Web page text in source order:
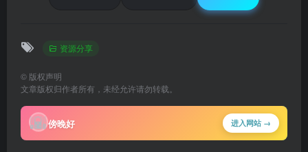
资源分享
© 版权声明
文章版权归作者所有，未经允许请勿转载。
🌇傍晚好 进入网站 →